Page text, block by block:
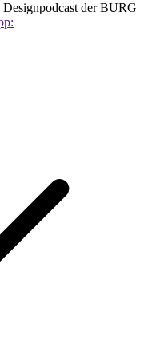
der BURG